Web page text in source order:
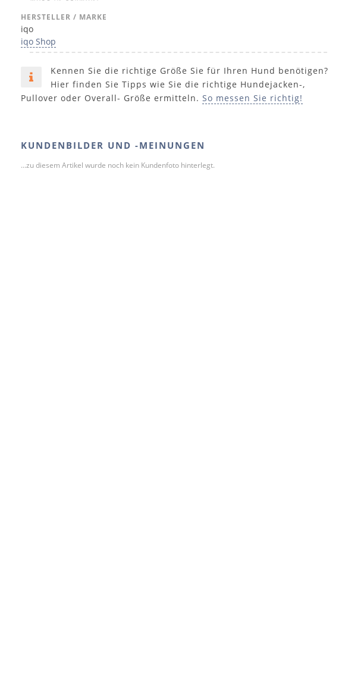
HERSTELLER / MARKE
iqo
iqo Shop
Kennen Sie die richtige Größe Sie für Ihren Hund benötigen?
Hier finden Sie Tipps wie Sie die richtige Hundejacken-,
Pullover oder Overall- Größe ermitteln. So messen Sie richtig!
KUNDENBILDER UND -MEINUNGEN
...zu diesem Artikel wurde noch kein Kundenfoto hinterlegt.